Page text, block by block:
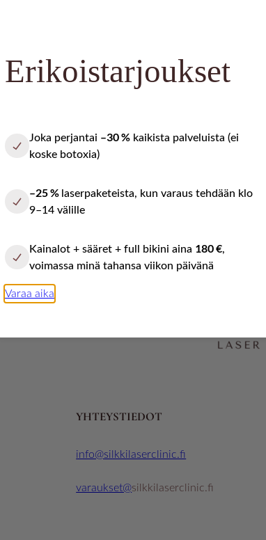
Erikoistarjoukset
Joka perjantai –30 % kaikista palveluista (ei
koske botoxia)
–25 % laserpaketeista, kun varaus tehdään klo
9–14 välille
Kainalot + sääret + full bikini aina 180 €,
voimassa minä tahansa viikon päivänä
Varaa aika
YHTEYSTIEDOT
info@silkkilaserclinic.fi
varaukset@silkkilaserclinic.fi